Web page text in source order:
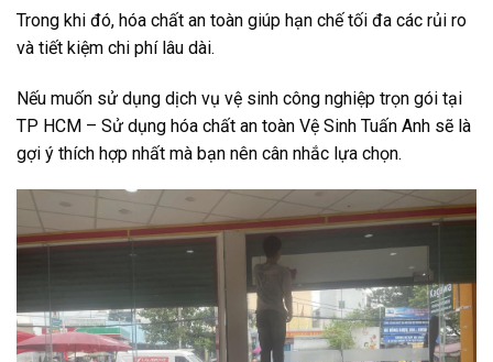
Trong khi đó, hóa chất an toàn giúp hạn chế tối đa các rủi ro
và tiết kiệm chi phí lâu dài.
Nếu muốn sử dụng dịch vụ vệ sinh công nghiệp trọn gói tại
TP HCM – Sử dụng hóa chất an toàn Vệ Sinh Tuấn Anh sẽ là
gợi ý thích hợp nhất mà bạn nên cân nhắc lựa chọn.